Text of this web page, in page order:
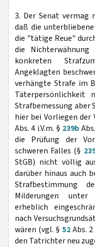
3. Der Senat vermag
daß die
die "tätige Reue"
die
konkreten
Angeklagten
verhängte Strafe im
Strafbemessung aber
hier bei Vorliegen der
Abs. 4 i.V.m. § 239b
die Prüfung der
schweren Falles (§
StGB) nicht völlig
darüber hinaus auch
Strafbestimmung
Milderungen
erheblich
nach
wären (vgl. § 52Abs. 2
den Tatrichter neu